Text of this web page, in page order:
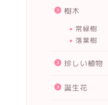
樹木
常緑樹
落葉樹
珍しい植物
誕生花